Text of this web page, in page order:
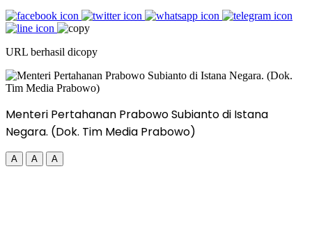
URL berhasil dicopy
Menteri Pertahanan Prabowo Subianto di Istana
Negara. (Dok. Tim Media Prabowo)
A A A